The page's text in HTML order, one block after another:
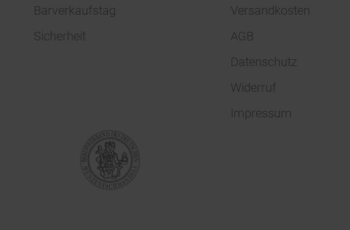
Barverkaufstag
Sicherheit
Versandkosten
AGB
Datenschutz
Widerruf
Impressum